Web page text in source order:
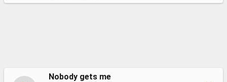
Nobody gets me